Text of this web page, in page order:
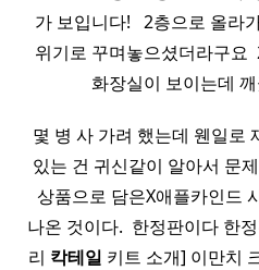
가 보입니다! ​ ​ 2층으로 올라
위기로 꾸며놓으셨더라구요
화장실이 보이는데
몇 병 사 가려 했는데 웬일로
있는 건 귀신같이 알아서 문
상품으로 담은X애플카인드
나온 것이다. ​ 한정판이다 한
리 칵테일 키트 소개] 이만치